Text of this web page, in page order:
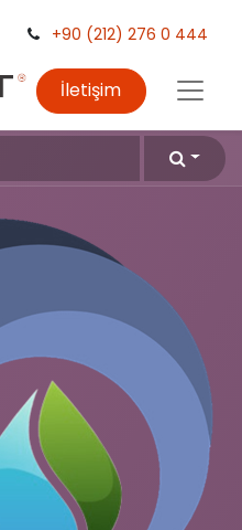
+90 (212) 276 0 444
İletişim